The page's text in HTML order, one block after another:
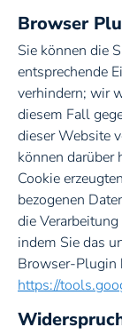
Browser
Sie können die
entsprechende
verhindern; wir
diesem Fall
dieser Website
können darüber
Cookie
bezogenen
die
indem Sie das
Browser-Plugin
https://